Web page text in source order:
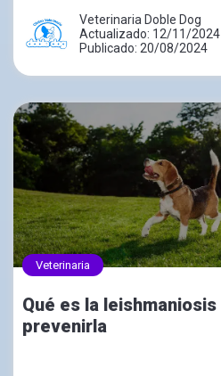
Veterinaria Doble Dog
Actualizado: 12/11/2024
Publicado: 20/08/2024
Veterinaria
Qué es la
prevenirla